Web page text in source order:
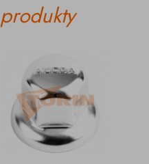
produkty